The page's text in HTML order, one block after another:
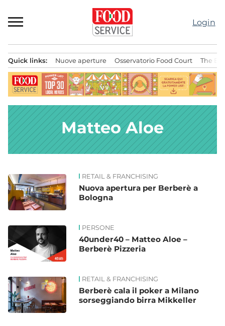
al
contenuto
Login
principale
Quick links: Nuove aperture Osservatorio Food Court The
Matteo Aloe
News RETAIL & FRANCHISING
Nuova apertura per Berberè a
Bologna
PERSONE
40under40 – Matteo Aloe –
Berberè Pizzeria
RETAIL & FRANCHISING
Berberè cala il poker a Milano
sorseggiando birra Mikkeller